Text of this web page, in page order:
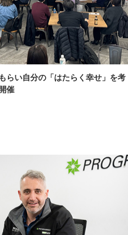
らい自分の「はたらく幸せ」を考
催